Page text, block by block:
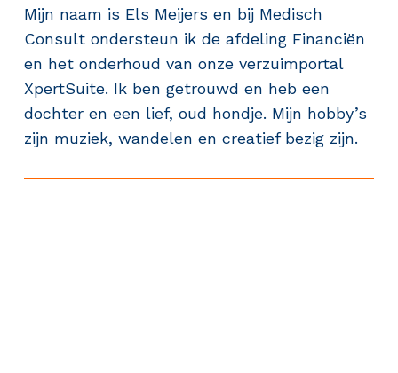
Mijn naam is Els Meijers en bij Medisch
Consult ondersteun ik de afdeling Financiën
en het onderhoud van onze verzuimportal
XpertSuite. Ik ben getrouwd en heb een
dochter en een lief, oud hondje. Mijn hobby’s
zijn muziek, wandelen en creatief bezig zijn.